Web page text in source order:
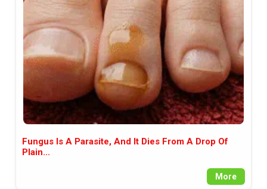
аудитория, затова държим на
прозрачност и коректност от
наша страна. Поднасяме ви
новините такива, каквито са. В
пълния си потенциал.
Fungus Is A Parasite, And It Dies From A Drop Of
Plain...
More